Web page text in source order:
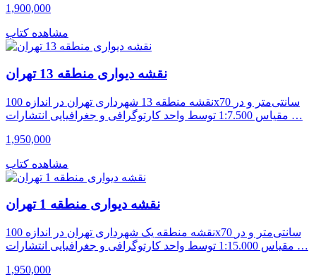
1,900,000
مشاهده کتاب
نقشه دیواری منطقه 13 تهران
نقشه منطقه 13 شهرداری تهران در اندازه 100x70 سانتی‌متر و در
مقیاس 1:7.500 توسط واحد کارتوگرافی و جغرافیایی انتشارات …
1,950,000
مشاهده کتاب
نقشه دیواری منطقه 1 تهران
نقشه منطقه یک شهرداری تهران در اندازه 100x70 سانتی‌متر و در
مقیاس 1:15.000 توسط واحد کارتوگرافی و جغرافیایی انتشارات …
1,950,000